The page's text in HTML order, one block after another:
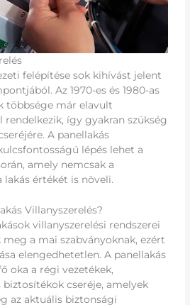
felépítése sok kihívást jelent
Az 1970-es és 1980-as
többsége már elavult
így gyakran szükség
A panellakás
lépés lehet a
amely nemcsak a
értékét is növeli.
Villanyszerelés?
villanyszerelési rendszerei
a mai szabványoknak, ezért
elengedhetetlen. A panellakás
oka a régi vezetékek,
biztosítékok cseréje, amelyek
az aktuális biztonsági